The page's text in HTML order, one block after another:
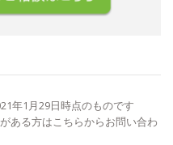
年1月29日時点のものです
ある方はこちらからお問い合わ